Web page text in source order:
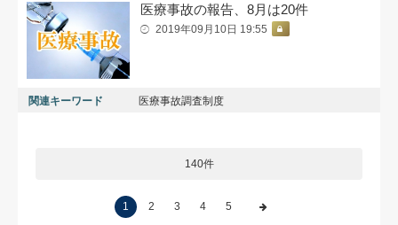
医療事故の報告、8月は20件
2019年09月10日 19:55
関連キーワード 医療事故調査制度
140件
1 2 3 4 5